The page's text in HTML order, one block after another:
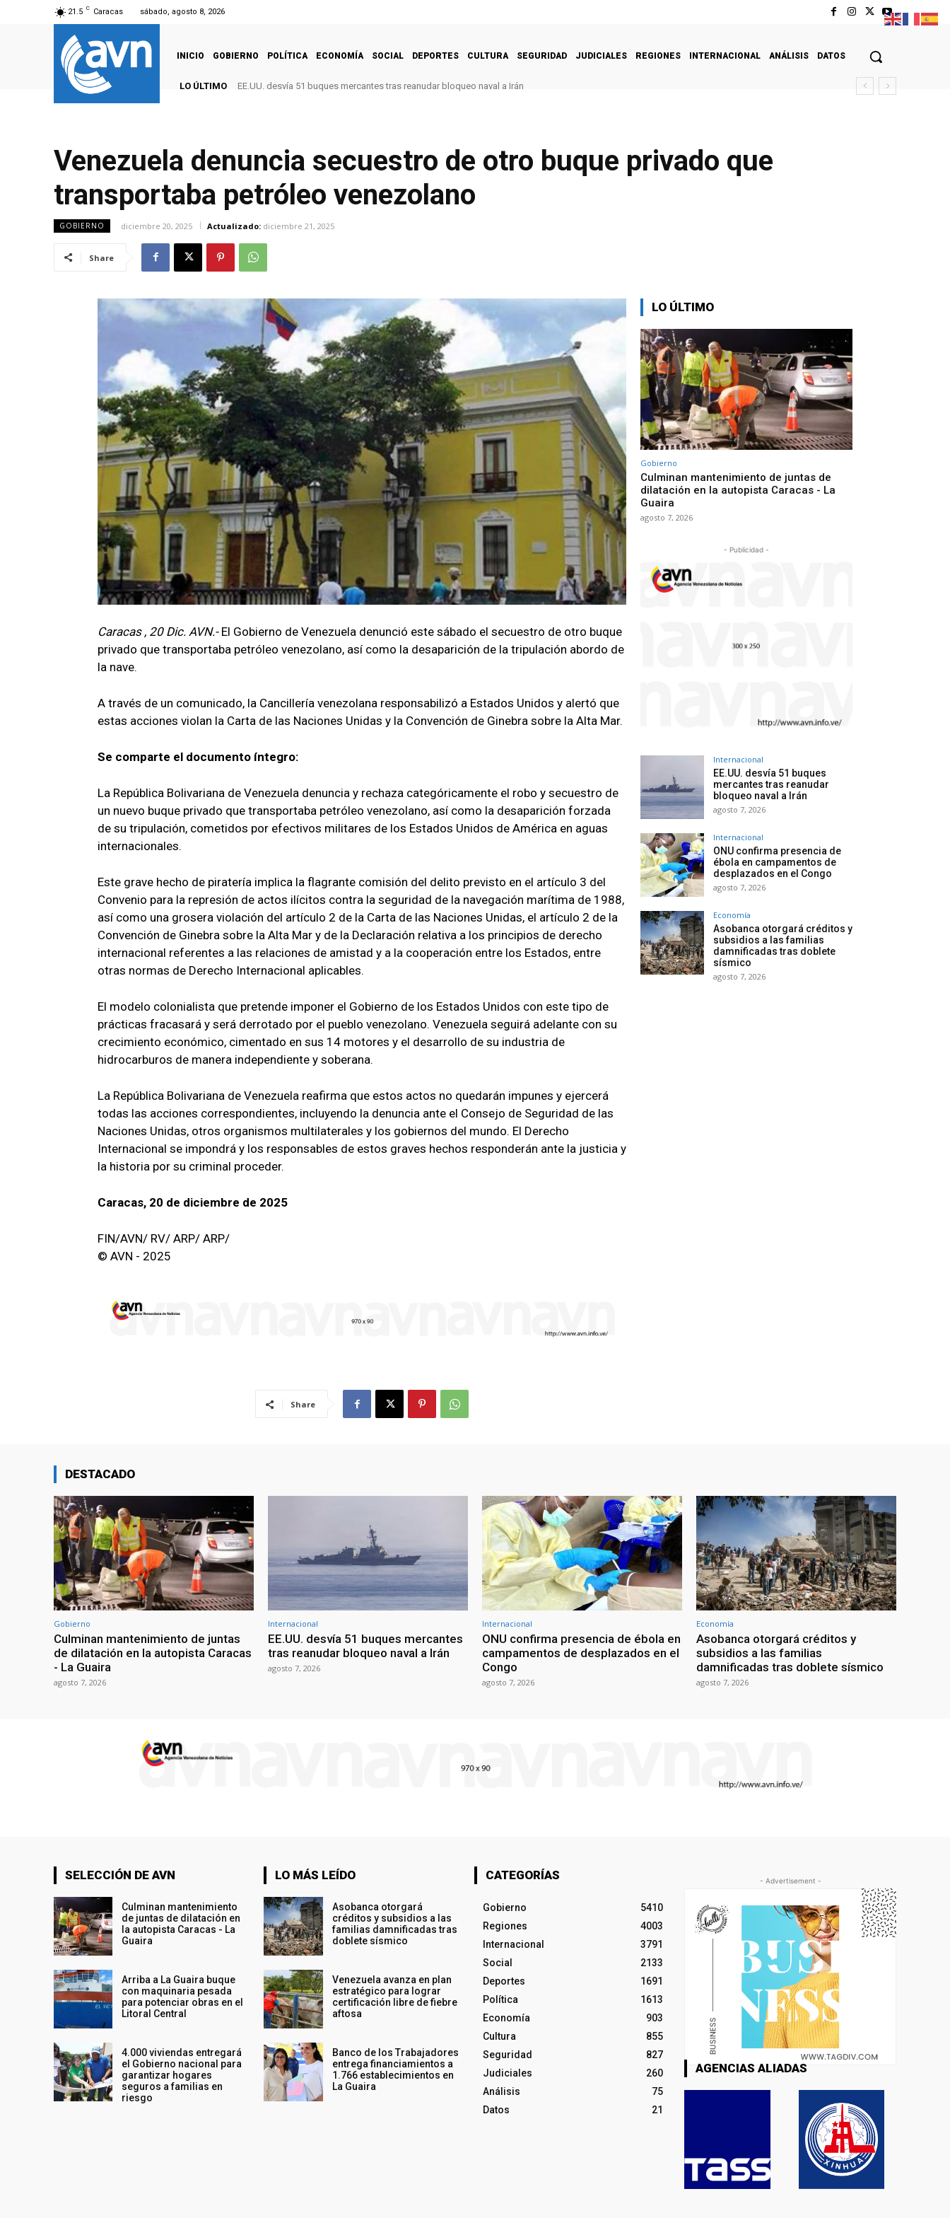
21.5 C Caracas sábado, agosto 8, 2026
INICIO GOBIERNO POLÍTICA ECONOMÍA SOCIAL DEPORTES CULTURA SEGURIDAD JUDICIALES REGIONES INTERNACIONAL ANÁLISIS DATOS
LO ÚLTIMO EE.UU. desvía 51 buques mercantes tras reanudar bloqueo naval a Irán
Venezuela denuncia secuestro de otro buque privado que
transportaba petróleo venezolano
GOBIERNO diciembre 20, 2025 Actualizado: diciembre 21, 2025
Share
Caracas , 20 Dic. AVN.- El Gobierno de Venezuela denunció este sábado el secuestro de otro buque
privado que transportaba petróleo venezolano, así como la desaparición de la tripulación abordo de
la nave.
A través de un comunicado, la Cancillería venezolana responsabilizó a Estados Unidos y alertó que
estas acciones violan la Carta de las Naciones Unidas y la Convención de Ginebra sobre la Alta Mar.
Se comparte el documento íntegro:
La República Bolivariana de Venezuela denuncia y rechaza categóricamente el robo y secuestro de
un nuevo buque privado que transportaba petróleo venezolano, así como la desaparición forzada
de su tripulación, cometidos por efectivos militares de los Estados Unidos de América en aguas
internacionales.
Este grave hecho de piratería implica la flagrante comisión del delito previsto en el artículo 3 del
Convenio para la represión de actos ilícitos contra la seguridad de la navegación marítima de 1988,
así como una grosera violación del artículo 2 de la Carta de las Naciones Unidas, el artículo 2 de la
Convención de Ginebra sobre la Alta Mar y de la Declaración relativa a los principios de derecho
internacional referentes a las relaciones de amistad y a la cooperación entre los Estados, entre
otras normas de Derecho Internacional aplicables.
El modelo colonialista que pretende imponer el Gobierno de los Estados Unidos con este tipo de
prácticas fracasará y será derrotado por el pueblo venezolano. Venezuela seguirá adelante con su
crecimiento económico, cimentado en sus 14 motores y el desarrollo de su industria de
hidrocarburos de manera independiente y soberana.
La República Bolivariana de Venezuela reafirma que estos actos no quedarán impunes y ejercerá
todas las acciones correspondientes, incluyendo la denuncia ante el Consejo de Seguridad de las
Naciones Unidas, otros organismos multilaterales y los gobiernos del mundo. El Derecho
Internacional se impondrá y los responsables de estos graves hechos responderán ante la justicia y
la historia por su criminal proceder.
Caracas, 20 de diciembre de 2025
FIN/AVN/ RV/ ARP/ ARP/
© AVN - 2025
Share
LO ÚLTIMO
Gobierno
Culminan mantenimiento de juntas de
dilatación en la autopista Caracas - La
Guaira
agosto 7, 2026
- Publicidad -
Internacional
EE.UU. desvía 51 buques
mercantes tras reanudar
bloqueo naval a Irán
agosto 7, 2026
Internacional
ONU confirma presencia de
ébola en campamentos de
desplazados en el Congo
agosto 7, 2026
Economía
Asobanca otorgará créditos y
subsidios a las familias
damnificadas tras doblete
sísmico
agosto 7, 2026
DESTACADO
Gobierno
Culminan mantenimiento de juntas
de dilatación en la autopista Caracas
- La Guaira
agosto 7, 2026
Internacional
EE.UU. desvía 51 buques mercantes
tras reanudar bloqueo naval a Irán
agosto 7, 2026
Internacional
ONU confirma presencia de ébola en
campamentos de desplazados en el
Congo
agosto 7, 2026
Economía
Asobanca otorgará créditos y
subsidios a las familias
damnificadas tras doblete sísmico
agosto 7, 2026
SELECCIÓN DE AVN
Culminan mantenimiento
de juntas de dilatación en
la autopista Caracas - La
Guaira
Arriba a La Guaira buque
con maquinaria pesada
para potenciar obras en el
Litoral Central
4.000 viviendas entregará
el Gobierno nacional para
garantizar hogares
seguros a familias en
riesgo
LO MÁS LEÍDO
Asobanca otorgará
créditos y subsidios a las
familias damnificadas tras
doblete sísmico
Venezuela avanza en plan
estratégico para lograr
certificación libre de fiebre
aftosa
Banco de los Trabajadores
entrega financiamientos a
1.766 establecimientos en
La Guaira
CATEGORÍAS
Gobierno
5410
Regiones
4003
Internacional
3791
Social
2133
Deportes
1691
Política
1613
Economía
903
Cultura
855
Seguridad
827
Judiciales
260
Análisis
75
Datos
21
- Advertisement -
AGENCIAS ALIADAS